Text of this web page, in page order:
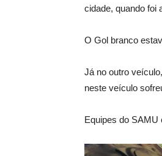
cidade, quando foi
O Gol branco
Já no outro
neste veículo
Equipes do SAMU